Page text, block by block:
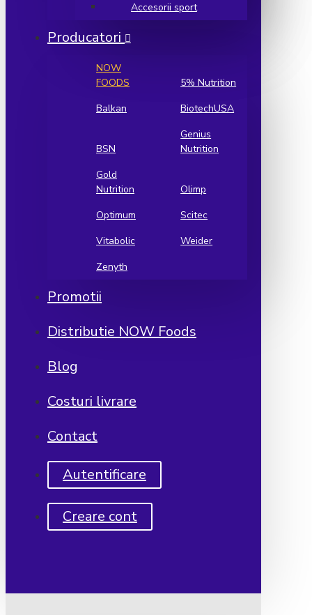
Accesorii sport
Producatori
NOW
FOODS
5% Nutrition
Balkan
BiotechUSA
BSN
Genius
Nutrition
Gold
Nutrition
Olimp
Optimum
Scitec
Vitabolic
Weider
Zenyth
Promotii
Distributie NOW Foods
Blog
Costuri livrare
Contact
Autentificare
Creare cont